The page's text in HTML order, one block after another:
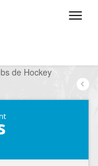
de Hockey